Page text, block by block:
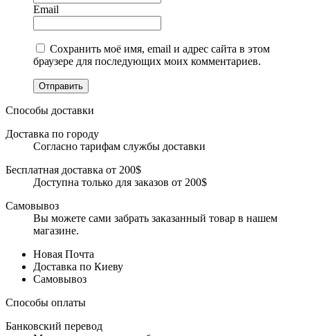
Email
Сохранить моё имя, email и адрес сайта в этом
браузере для последующих моих комментариев.
Отправить
Способы доставки
Доставка по городу
Согласно тарифам службы доставки
Бесплатная доставка от 200$
Доступна только для заказов от 200$
Самовывоз
Вы можете сами забрать заказанный товар в нашем
магазине.
Новая Почта
Доставка по Киеву
Самовывоз
Способы оплаты
Банковский перевод